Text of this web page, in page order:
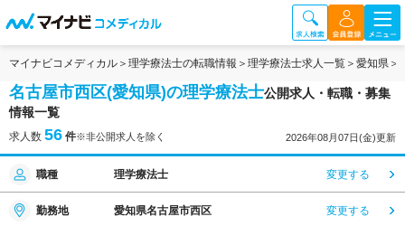
マイナビコメディカル 理学療法士の転職情報 理学療法士求人一覧 愛知県
名古屋市西区(愛知県)の理学療法士公開求人・転職・募集
情報一覧
求人数 56 件※非公開求人を除く 2026年08月07日(金)更新
職種 理学療法士 変更する
勤務地 愛知県名古屋市西区 変更する